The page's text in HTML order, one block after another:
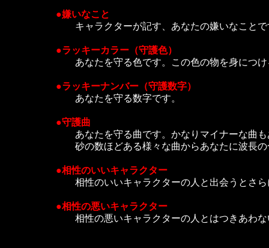
●嫌いなこと
キャラクターが記す、あなたの嫌いなことで
●ラッキーカラー（守護色）
あなたを守る色です。この色の物を身につけ
●ラッキーナンバー（守護数字）
あなたを守る数字です。
●守護曲
あなたを守る曲です。かなりマイナーな曲も
砂の数ほどある様々な曲からあなたに波長の
●相性のいいキャラクター
相性のいいキャラクターの人と出会うとさら
●相性の悪いキャラクター
相性の悪いキャラクターの人とはつきあわな